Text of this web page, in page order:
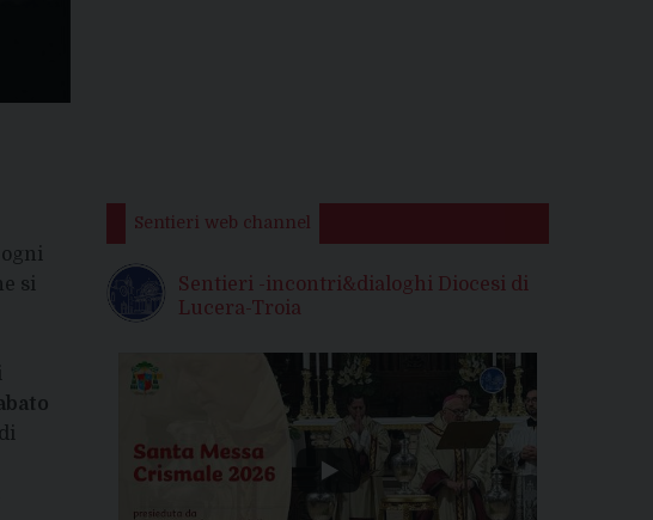
si
Sentieri web channel
Sentieri -incontri&dialoghi Diocesi di
Lucera-Troia